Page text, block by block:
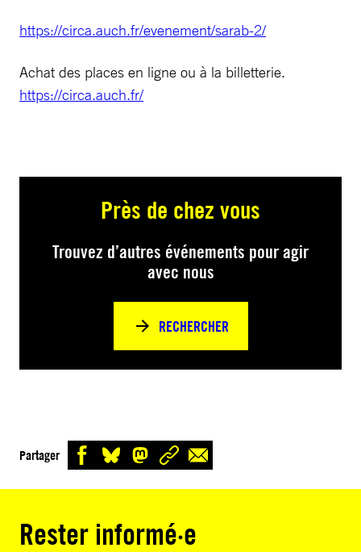
https://circa.auch.fr/evenement/sarab-2/
Achat des places en ligne ou à la billetterie.
https://circa.auch.fr/
Près de chez vous
Trouvez d’autres événements pour agir
avec nous
RECHERCHER
Partager
Rester informé·e